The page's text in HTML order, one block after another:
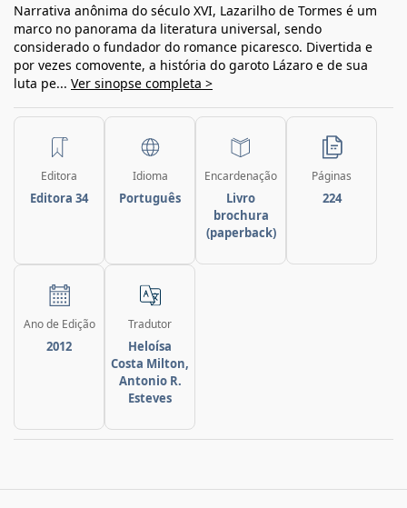
Narrativa anônima do século XVI, Lazarilho de Tormes é um
marco no panorama da literatura universal, sendo
considerado o fundador do romance picaresco. Divertida e
por vezes comovente, a história do garoto Lázaro e de sua
luta pe... Ver sinopse completa >
Editora
Editora 34
Idioma
Português
Encardenação
Livro
brochura
(paperback)
Páginas
224
Ano de Edição
2012
Tradutor
Heloísa
Costa Milton,
Antonio R.
Esteves